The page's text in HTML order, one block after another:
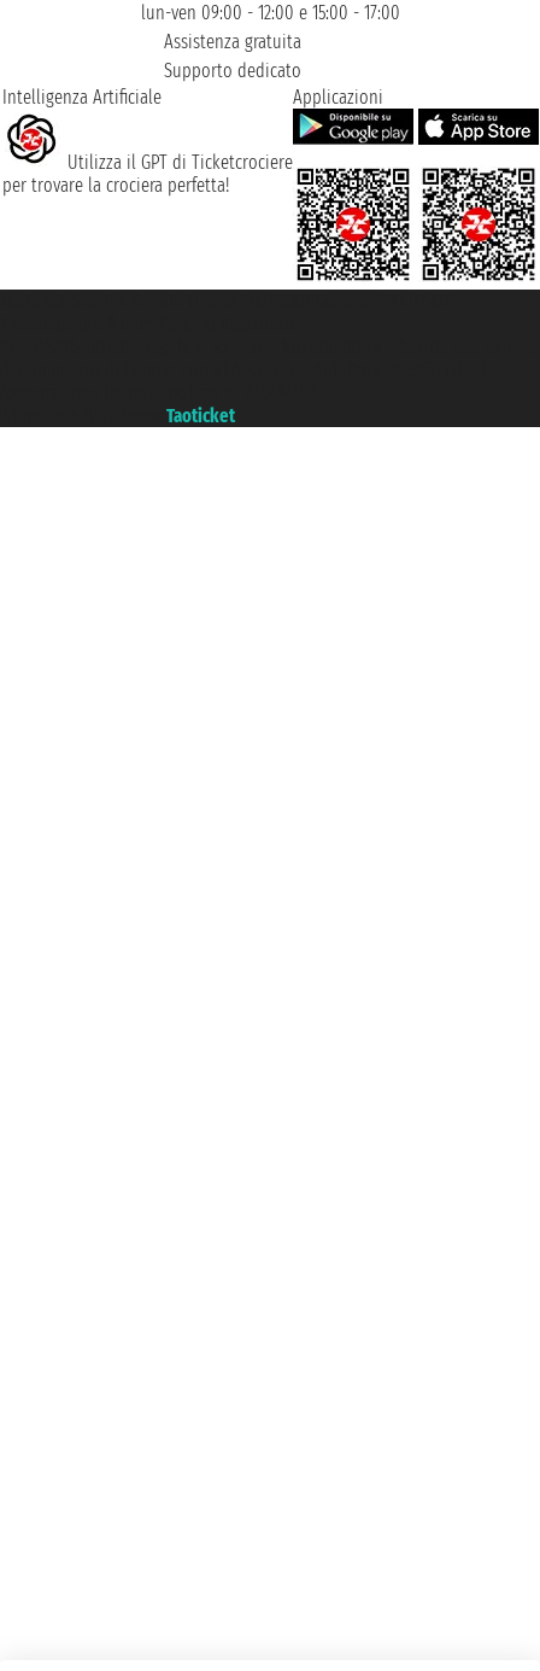
lun-ven 09:00 - 12:00 e 15:00 - 17:00
Assistenza gratuita
Supporto dedicato
Intelligenza Artificiale
Utilizza il GPT di Ticketcrociere
per trovare la crociera perfetta!
Applicazioni
Taoticket